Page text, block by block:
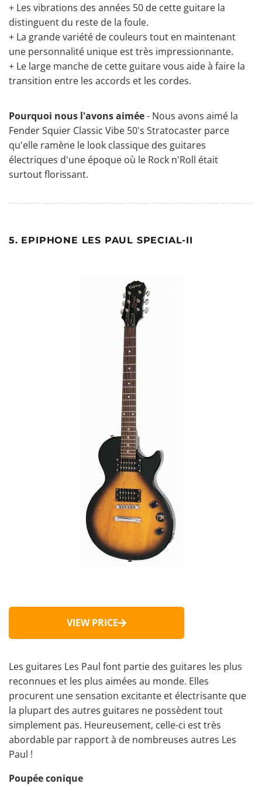
+ Les vibrations des années 50 de cette guitare la
distinguent du reste de la foule.
+ La grande variété de couleurs tout en maintenant
une personnalité unique est très impressionnante.
+ Le large manche de cette guitare vous aide à faire la
transition entre les accords et les cordes.
Pourquoi nous l'avons aimée- Nous avons aimé la
Fender Squier Classic Vibe 50's Stratocaster parce
qu'elle ramène le look classique des guitares
électriques d'une époque où le Rock n'Roll était
surtout florissant.
5. EPIPHONE LES PAUL SPECIAL-II
VIEW PRICE
Les guitares Les Paul font partie des guitares les plus
reconnues et les plus aimées au monde. Elles
procurent une sensation excitante et électrisante que
la plupart des autres guitares ne possèdent tout
simplement pas. Heureusement, celle-ci est très
abordable par rapport à de nombreuses autres Les
Paul !
Poupée conique